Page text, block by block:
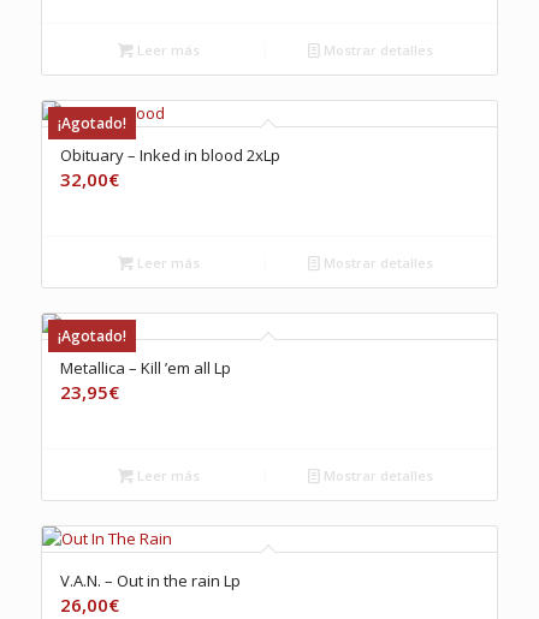
Leer más Mostrar detalles
¡Agotado!
Obituary – Inked in blood 2xLp
32,00€
Leer más Mostrar detalles
¡Agotado!
Metallica – Kill ’em all Lp
23,95€
Leer más Mostrar detalles
V.A.N. – Out in the rain Lp
26,00€